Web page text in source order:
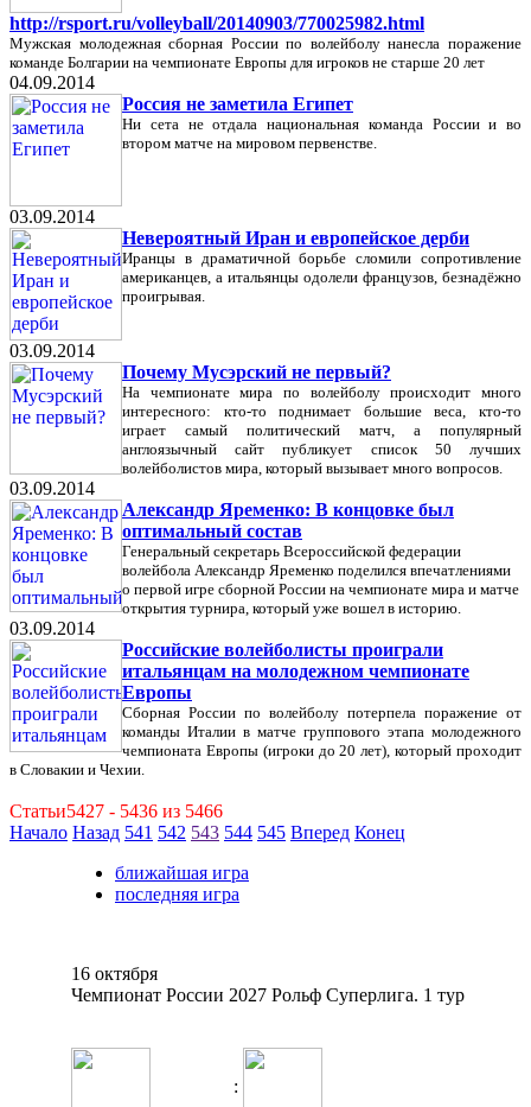
http://rsport.ru/volleyball/20140903/770025982.html
Мужская молодежная сборная России по волейболу нанесла поражение
команде Болгарии на чемпионате Европы для игроков не старше 20 лет
04.09.2014
Россия не заметила Египет
Ни сета не отдала национальная команда России и во
втором матче на мировом первенстве.
03.09.2014
Невероятный Иран и европейское дерби
Иранцы в драматичной борьбе сломили сопротивление
американцев, а итальянцы одолели французов, безнадёжно
проигрывая.
03.09.2014
Почему Мусэрский не первый?
На чемпионате мира по волейболу происходит много
интересного: кто-то поднимает большие веса, кто-то
играет самый политический матч, а популярный
англоязычный сайт публикует список 50 лучших
волейболистов мира, который вызывает много вопросов.
03.09.2014
Александр Яременко: В концовке был
оптимальный состав
Генеральный секретарь Всероссийской федерации
волейбола Александр Яременко поделился впечатлениями
о первой игре сборной России на чемпионате мира и матче
открытия турнира, который уже вошел в историю.
03.09.2014
Российские волейболисты проиграли
итальянцам на молодежном чемпионате
Европы
Сборная России по волейболу потерпела поражение от
команды Италии в матче группового этапа молодежного
чемпионата Европы (игроки до 20 лет), который проходит
в Словакии и Чехии.
Статьи5427 - 5436 из 5466
Начало Назад 541 542 543 544 545 Вперед Конец
ближайшая игра
последняя игра
16 октября
Чемпионат России 2027 Рольф Суперлига. 1 тур
: